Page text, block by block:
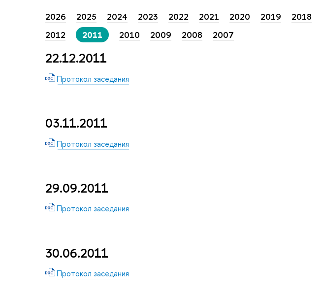
2026 2025 2024 2023 2022 2021 2020 2019 2018
2012
2011 2010 2009 2008 2007
22.12.2011
Протокол заседания
03.11.2011
Протокол заседания
29.09.2011
Протокол заседания
30.06.2011
Протокол заседания